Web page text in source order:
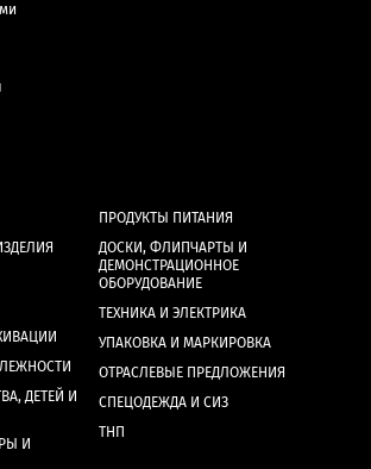
ДЕТЕЙ И
И
ПРОДУКТЫ ПИТАНИЯ
ДОСКИ, ФЛИПЧАРТЫ И
ДЕМОНСТРАЦИОННОЕ
ОБОРУДОВАНИЕ
ТЕХНИКА И ЭЛЕКТРИКА
УПАКОВКА И МАРКИРОВКА
ОТРАСЛЕВЫЕ ПРЕДЛОЖЕНИЯ
СПЕЦОДЕЖДА И СИЗ
ТНП